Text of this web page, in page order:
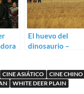
El huevo del
dinosaurio –
CINE ASIÁTICO CINE CHINO
WHITE DEER PLAIN